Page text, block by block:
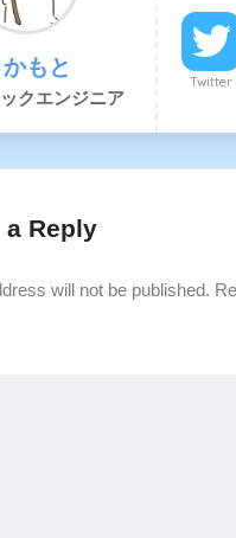
もと
クエンジニア
Twitter
a Reply
will not be published.